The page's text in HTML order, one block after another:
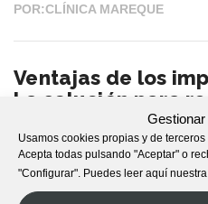
Usamos cookies propias y de
Acepta todas pulsando "Aceptar" o
"Configurar". Puedes leer aquí nuestra
Opiniones
de
satisfechos
confían
en
Clínica
POR:CLÍNICA MAREQUE
Ventajas de los
La solución para
Ventajas de los implantes
recuperar tu sonrisa. En
ayudando a nuestros pacientes